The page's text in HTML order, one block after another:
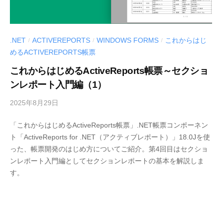
.NET / ACTIVEREPORTS / WINDOWS FORMS / これからはじ
めるACTIVEREPORTS帳票
これからはじめるActiveReports帳票～セクショ
ンレポート入門編（1）
2025年8月29日
M
E
S
C
「これからはじめるActiveReports帳票」.NET帳票コンポーネン
ト「ActiveReports for .NET（アクティブレポート）」18.0Jを使
った、帳票開発のはじめ方についてご紹介。第4回目はセクショ
ンレポート入門編としてセクションレポートの基本を解説しま
す。